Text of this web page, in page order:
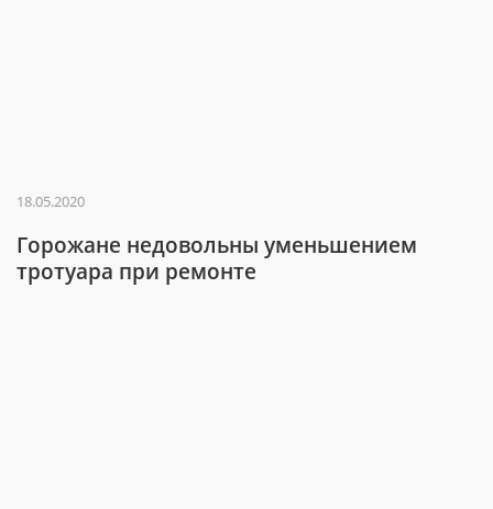
18.05.2020
Горожане недовольны уменьшением
тротуара при ремонте